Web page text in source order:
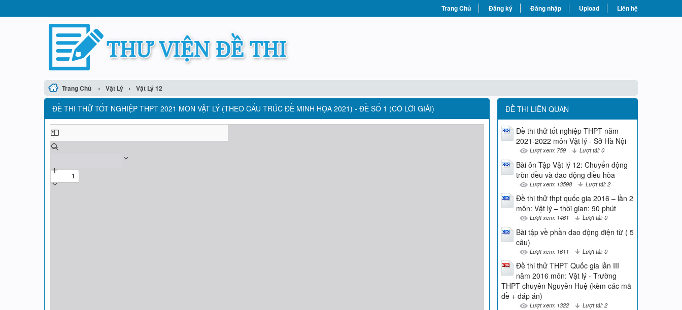
Trang Chủ Đăng ký Đăng nhập Upload Liên hệ
Trang Chủ › Vật Lý › Vật Lý 12
ĐỀ THI THỬ TỐT NGHIỆP THPT 2021 MÔN VẬT LÝ (THEO CẤU TRÚC ĐỀ MINH HỌA 2021) - ĐỀ SỐ 1 (CÓ LỜI GIẢI) ĐỀ THI LIÊN QUAN
Đề thi thử tốt nghiệp THPT năm
2021-2022 môn Vật lý - Sở Hà Nội
Lượt xem: 759 Lượt tải: 0
Bài ôn Tập Vật lý 12: Chuyển động
tròn đều và dao động điều hòa
Lượt xem: 13598 Lượt tải: 2
Ðề thi thử thpt quốc gia 2016 – lần 2
môn: Vật lý – thời gian: 90 phút
Lượt xem: 1461 Lượt tải: 0
Bài tập về phần dao động điện từ ( 5
câu)
Lượt xem: 1611 Lượt tải: 0
Đề thi thử THPT Quốc gia lần III
năm 2016 môn: Vật lý - Trường
THPT chuyên Nguyễn Huệ (kèm các mã
đề + đáp án)
Lượt xem: 1322 Lượt tải: 2